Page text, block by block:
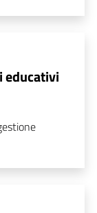
educativi